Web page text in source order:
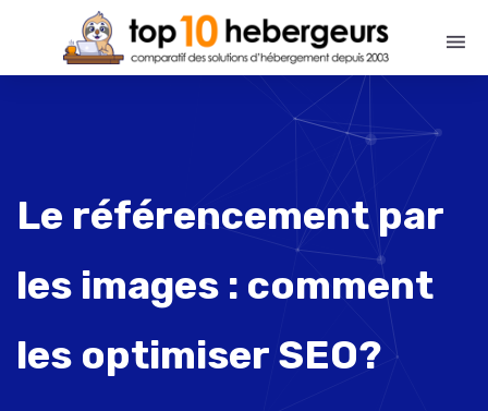
Le référencement par
les images : comment
les optimiser SEO?